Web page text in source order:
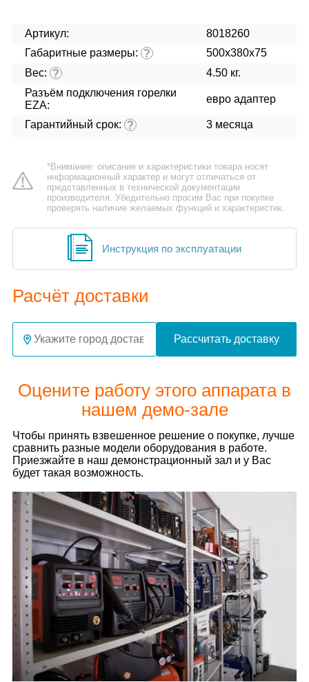
Артикул:
8018260
Габаритные размеры: ?
500x380x75
Вес: ?
4.50 кг.
Разъём подключения горелки
EZA:
евро адаптер
Гарантийный срок: ? 3 месяца
*Внимание: описание и характеристики товара носят
информационный характер и могут отличаться от
представленных в технической документации
производителя. Убедительно просим Вас при покупке
проверять наличие желаемых функций и характеристик.
Инструкция по эксплуатации
Расчёт доставки
Рассчитать доставку
Оцените работу этого аппарата в
нашем демо-зале
Чтобы принять взвешенное решение о покупке, лучше
сравнить разные модели оборудования в работе.
Приезжайте в наш демонстрационный зал и у Вас
будет такая возможность.